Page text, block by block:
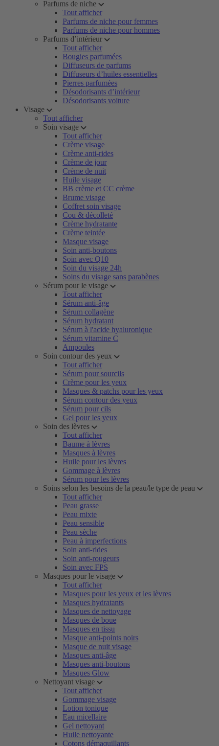
Parfums de niche
Tout afficher
Parfums de niche pour femmes
Parfums de niche pour hommes
Parfums d’intérieur
Tout afficher
Bougies parfumées
Diffuseurs de parfums
Diffuseurs d’huiles essentielles
Pierres parfumées
Désodorisants d’intérieur
Désodorisants voiture
Visage
Tout afficher
Soin visage
Tout afficher
Crème visage
Crème anti-rides
Crème de jour
Crème de nuit
Huile visage
BB crème et CC crème
Brume visage
Coffret soin visage
Cou & décolleté
Crème hydratante
Crème teintée
Masque visage
Soin anti-boutons
Soin avec Q10
Soin du visage 24h
Soins du visage sans parabènes
Sérum pour le visage
Tout afficher
Sérum anti-âge
Sérum collagène
Sérum hydratant
Sérum à l'acide hyaluronique
Sérum vitamine C
Ampoules
Soin contour des yeux
Tout afficher
Sérum pour sourcils
Crème pour les yeux
Masques & patchs pour les yeux
Sérum contour des yeux
Sérum pour cils
Gel pour les yeux
Soin des lèvres
Tout afficher
Baume à lèvres
Masques à lèvres
Huile pour les lèvres
Gommage à lèvres
Sérum pour les lèvres
Soins selon les besoins de la peau/le type de peau
Tout afficher
Peau grasse
Peau mixte
Peau sensible
Peau sèche
Peau à imperfections
Soin anti-rides
Soin anti-rougeurs
Soin avec FPS
Masques pour le visage
Tout afficher
Masques pour les yeux et les lèvres
Masques hydratants
Masques de nettoyage
Masques de boue
Masques en tissu
Masque anti-points noirs
Masque de nuit visage
Masques anti-âge
Masques anti-boutons
Masques Glow
Nettoyant visage
Tout afficher
Gommage visage
Lotion tonique
Eau micellaire
Gel nettoyant
Huile nettoyante
Cotons démaquillants